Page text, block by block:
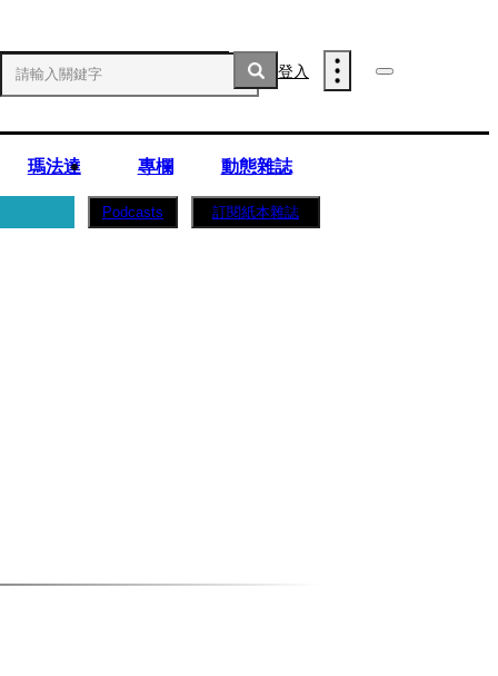
登入
瑪法達 專欄 動態雜誌
Podcasts 訂閱紙本雜誌